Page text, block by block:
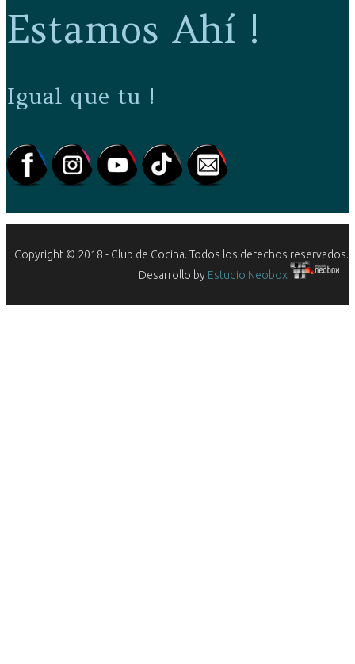
Estamos Ahí !
Igual que tu !
Copyright © 2018 - Club de Cocina. Todos los derechos reservados.
Desarrollo by Estudio Neobox